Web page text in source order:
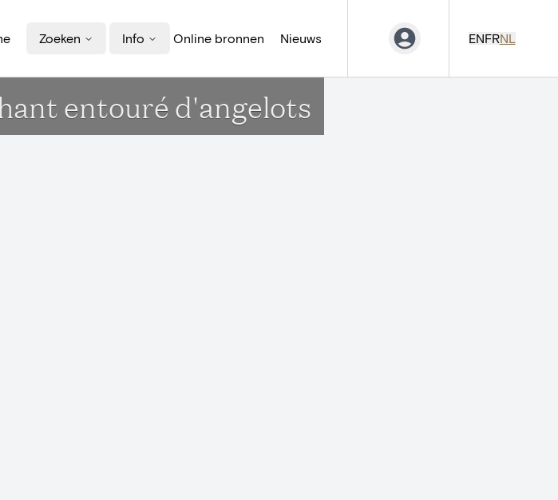
Zoeken Info Online bronnen Nieuws ENFRNL
entouré d'angelots